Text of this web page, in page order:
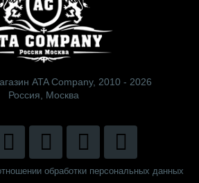
ATA Company, 2010 - 2026
Россия, Москва
обработки персональных данных